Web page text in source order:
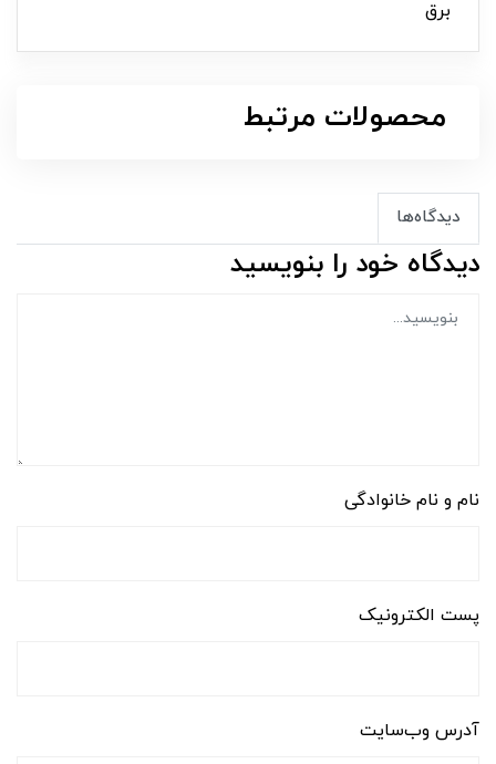
برق
محصولات مرتبط
دیدگاه‌ها
دیدگاه خود را بنویسید
نام و نام خانوادگی
پست الکترونیک
آدرس وب‌سایت